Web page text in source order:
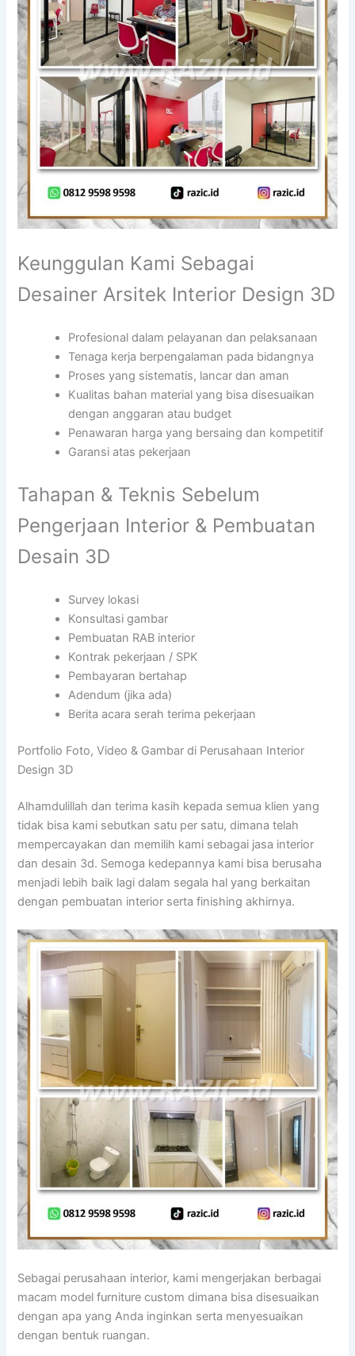
Keunggulan Kami Sebagai
Desainer Arsitek Interior Design 3D
Profesional dalam pelayanan dan pelaksanaan
Tenaga kerja berpengalaman pada bidangnya
Proses yang sistematis, lancar dan aman
Kualitas bahan material yang bisa disesuaikan
dengan anggaran atau budget
Penawaran harga yang bersaing dan kompetitif
Garansi atas pekerjaan
Tahapan & Teknis Sebelum
Pengerjaan Interior & Pembuatan
Desain 3D
Survey lokasi
Konsultasi gambar
Pembuatan RAB interior
Kontrak pekerjaan / SPK
Pembayaran bertahap
Adendum (jika ada)
Berita acara serah terima pekerjaan
Portfolio Foto, Video & Gambar di Perusahaan Interior
Design 3D
Alhamdulillah dan terima kasih kepada semua klien yang
tidak bisa kami sebutkan satu per satu, dimana telah
mempercayakan dan memilih kami sebagai jasa interior
dan desain 3d. Semoga kedepannya kami bisa berusaha
menjadi lebih baik lagi dalam segala hal yang berkaitan
dengan pembuatan interior serta finishing akhirnya.
Sebagai perusahaan interior, kami mengerjakan berbagai
macam model furniture custom dimana bisa disesuaikan
dengan apa yang Anda inginkan serta menyesuaikan
dengan bentuk ruangan.